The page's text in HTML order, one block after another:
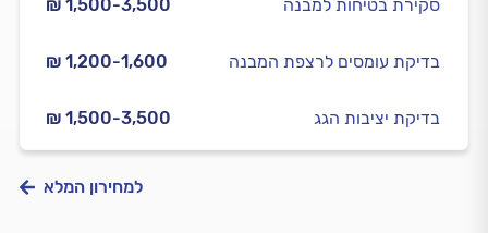
₪ 1,500-3,500
סקירת בטיחות למבנה
₪ 1,200-1,600 בדיקת עומסים לרצפת המבנה
₪ 1,500-3,500 בדיקת יציבות הגג
למחירון המלא